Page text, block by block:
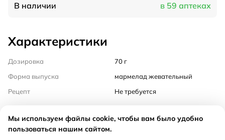
В наличии в 59 аптеках
Характеристики
Дозировка
70 г
Форма выпуска
мармелад жевательный
Рецепт
Не требуется
Инструкция
Мы используем файлы cookie, чтобы вам было удобно
пользоваться нашим сайтом.